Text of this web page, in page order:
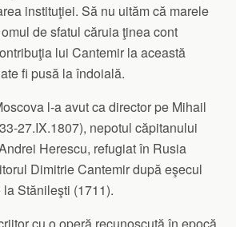
instituţiei. Să nu uităm că marele
de sfatul căruia ţinea cont
lui Cantemir la această
fi pusă la îndoială.
l-a avut ca director pe Mihail
27.IX.1807), nepotul căpitanului
Herescu, refugiat în Rusia
Dimitrie Cantemir după eşecul
Stănileşti (1711).